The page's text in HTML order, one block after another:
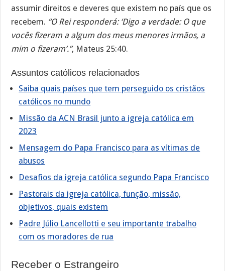
assumir direitos e deveres que existem no país que os
recebem. “O Rei responderá: ‘Digo a verdade: O que
vocês fizeram a algum dos meus menores irmãos, a
mim o fizeram’.”, Mateus 25:40.
Assuntos católicos relacionados
Saiba quais países que tem perseguido os cristãos
católicos no mundo
Missão da ACN Brasil junto a igreja católica em
2023
Mensagem do Papa Francisco para as vítimas de
abusos
Desafios da igreja católica segundo Papa Francisco
Pastorais da igreja católica, função, missão,
objetivos, quais existem
Padre Júlio Lancellotti e seu importante trabalho
com os moradores de rua
Receber o Estrangeiro